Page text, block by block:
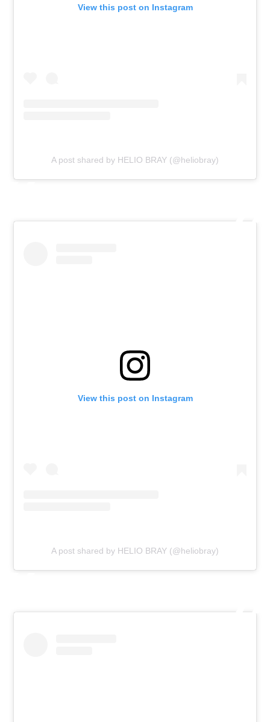
View this post on Instagram
A post shared by HELIO BRAY (@heliobray)
View this post on Instagram
A post shared by HELIO BRAY (@heliobray)